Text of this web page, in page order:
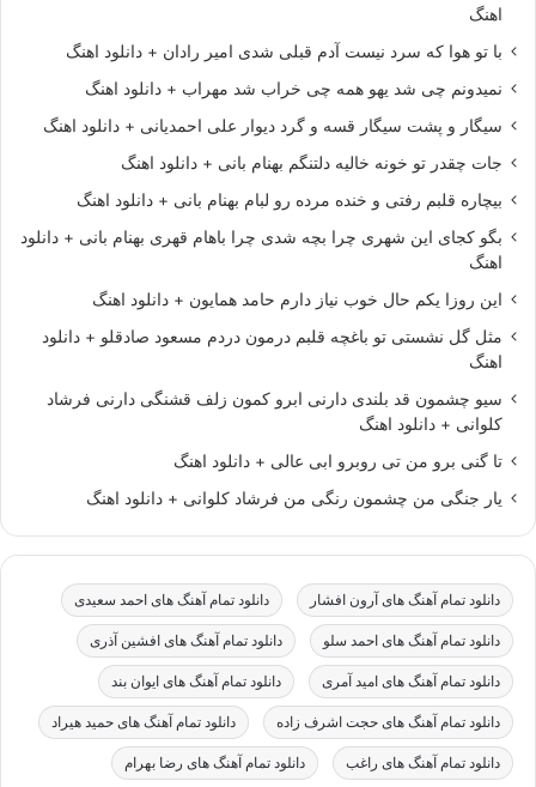
اهنگ
با تو هوا که سرد نیست آدم قبلی شدی امیر رادان + دانلود اهنگ
نمیدونم چی شد یهو همه چی خراب شد مهراب + دانلود اهنگ
سیگار و پشت سیگار قسه و گرد دیوار علی احمدیانی + دانلود اهنگ
جات چقدر تو خونه خالیه دلتنگم بهنام بانی + دانلود اهنگ
بیچاره قلبم رفتی و خنده مرده رو لبام بهنام بانی + دانلود اهنگ
بگو کجای این شهری چرا بچه شدی چرا باهام قهری بهنام بانی + دانلود
اهنگ
این روزا یکم حال خوب نیاز دارم حامد همایون + دانلود اهنگ
مثل گل نشستی تو باغچه قلبم درمون دردم مسعود صادقلو + دانلود
اهنگ
سیو چشمون قد بلندی دارنی ابرو کمون زلف قشنگی دارنی فرشاد
کلوانی + دانلود اهنگ
تا گنی برو من تی روبرو ابی عالی + دانلود اهنگ
یار جنگی من چشمون رنگی من فرشاد کلوانی + دانلود اهنگ
دانلود تمام آهنگ های آرون افشار دانلود تمام آهنگ های احمد سعیدی
دانلود تمام آهنگ های احمد سلو دانلود تمام آهنگ های افشین آذری
دانلود تمام آهنگ های امید آمری دانلود تمام آهنگ های ایوان بند
دانلود تمام آهنگ های حجت اشرف زاده دانلود تمام آهنگ های حمید هیراد
دانلود تمام آهنگ های راغب دانلود تمام آهنگ های رضا بهرام